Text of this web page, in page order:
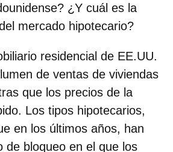
¿Y cuál es la
mercado hipotecario?
residencial de EE.UU.
de ventas de viviendas
que los precios de la
Los tipos hipotecarios,
en los últimos años, han
de bloqueo en el que los